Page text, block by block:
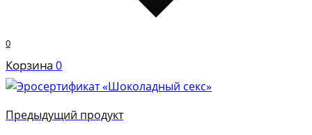
0
Корзина 0
Предыдущий продукт